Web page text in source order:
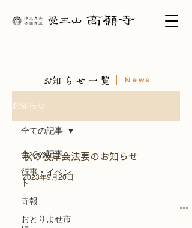
お知らせ
全ての記事
行事・イベン
ト
寺報
おとりよせ市
全ての記事
秋の彼岸会法要のお知らせ
2023年9月20日
​お知らせ一覧 News